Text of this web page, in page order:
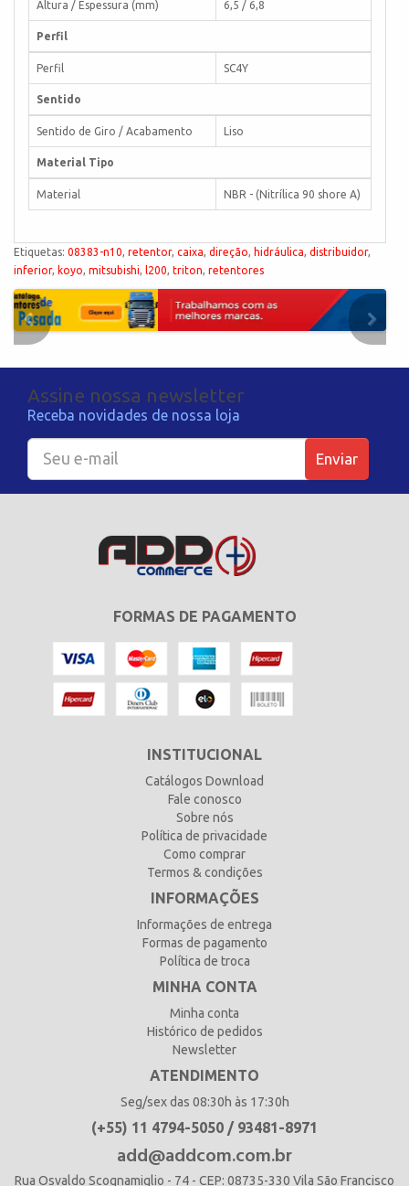
Altura / Espessura (mm) 6,5 / 6,8
Perfil
Perfil SC4Y
Sentido
Sentido de Giro / Acabamento Liso
Material Tipo
Material NBR - (Nitrílica 90 shore A)
Etiquetas: 08383-n10, retentor, caixa, direção, hidráulica, distribuidor,
inferior, koyo, mitsubishi, l200, triton, retentores
Assine nossa newsletter
Receba novidades de nossa loja
Enviar
FORMAS DE PAGAMENTO
INSTITUCIONAL
Catálogos Download
Fale conosco
Sobre nós
Política de privacidade
Como comprar
Termos & condições
INFORMAÇÕES
Informações de entrega
Formas de pagamento
Política de troca
MINHA CONTA
Minha conta
Histórico de pedidos
Newsletter
ATENDIMENTO
Seg/sex das 08:30h às 17:30h
(+55) 11 4794-5050 / 93481-8971
add@addcom.com.br
Rua Osvaldo Scognamiglio - 74 - CEP: 08735-330 Vila São Francisco